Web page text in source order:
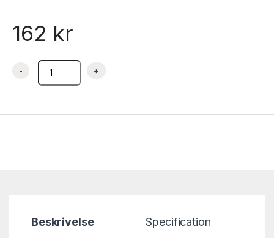
162 kr
Slikkepott – 380 mm – Øzti quantity
Beskrivelse Specification